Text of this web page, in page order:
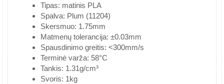
Tipas: matinis PLA
Spalva: Plum (11204)
Skersmuo: 1.75mm
Matmenų tolerancija: ±0.03mm
Spausdinimo greitis: <300mm/s
Terminė varža: 58°C
Tankis: 1.31g/cm³
Svoris: 1kg